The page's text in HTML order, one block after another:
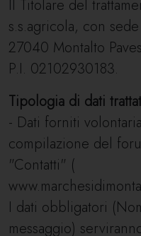
Il Titolare del
s.s.agricola, con
27040 Montalto
P.I. 02102930183.
Tipologia di dati
- Dati forniti
compilazione del
"Contatti" (
I dati obbligatori
messaggio)